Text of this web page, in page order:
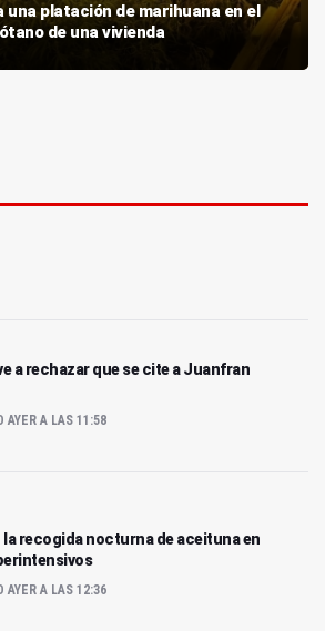
una platación de marihuana en el
de una vivienda
a rechazar que se cite a Juanfran
AYER A LAS 11:58
la recogida nocturna de aceituna en
AYER A LAS 12:36